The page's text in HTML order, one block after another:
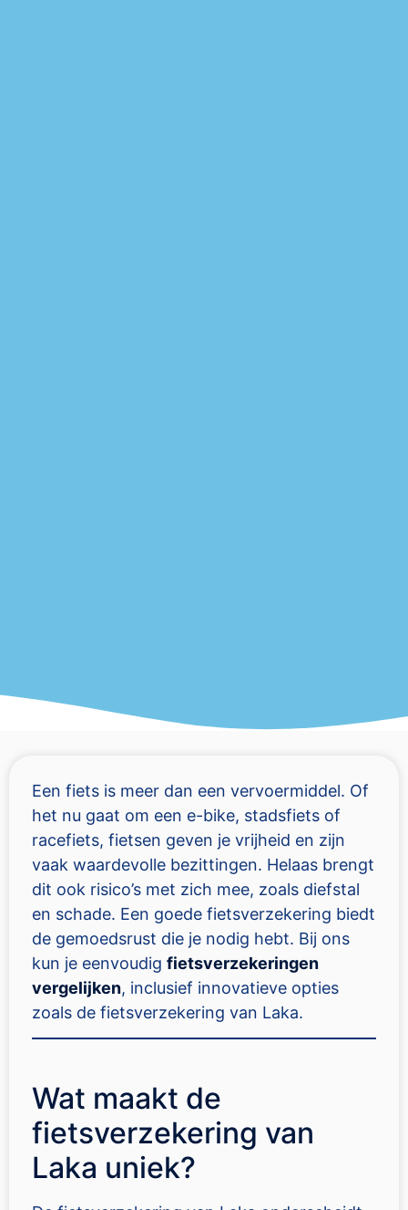
Een fiets is meer dan een vervoermiddel. Of
het nu gaat om een e-bike, stadsfiets of
racefiets, fietsen geven je vrijheid en zijn
vaak waardevolle bezittingen. Helaas brengt
dit ook risico’s met zich mee, zoals diefstal
en schade. Een goede fietsverzekering biedt
de gemoedsrust die je nodig hebt. Bij ons
kun je eenvoudig fietsverzekeringen
vergelijken, inclusief innovatieve opties
zoals de fietsverzekering van Laka.
Wat maakt de
fietsverzekering van
Laka uniek?